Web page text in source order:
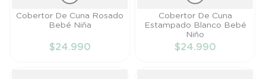
Talla
Cobertor De Cuna Rosado
Bebé Niña
$24.990
TallaCobertor De Cuna
Estampado Blanco Bebé
Niño
$24.990